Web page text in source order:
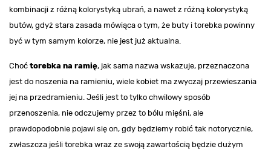
kombinacji z różną kolorystyką ubrań, a nawet z różną kolorystyką
butów, gdyż stara zasada mówiąca o tym, że buty i torebka powinny
być w tym samym kolorze, nie jest już aktualna.
Choć torebka na ramię, jak sama nazwa wskazuje, przeznaczona
jest do noszenia na ramieniu, wiele kobiet ma zwyczaj przewieszania
jej na przedramieniu. Jeśli jest to tylko chwilowy sposób
przenoszenia, nie odczujemy przez to bólu mięśni, ale
prawdopodobnie pojawi się on, gdy będziemy robić tak notorycznie,
zwłaszcza jeśli torebka wraz ze swoją zawartością będzie dużym